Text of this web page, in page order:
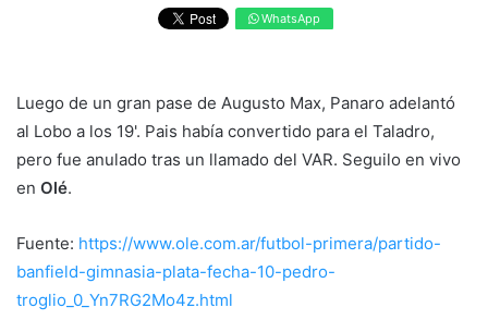
WhatsApp
Luego de un gran pase de Augusto Max, Panaro adelantó
al Lobo a los 19'. Pais había convertido para el Taladro,
pero fue anulado tras un llamado del VAR. Seguilo en vivo
en Olé.
Fuente: https://www.ole.com.ar/futbol-primera/partido-
banfield-gimnasia-plata-fecha-10-pedro-
troglio_0_Yn7RG2Mo4z.html